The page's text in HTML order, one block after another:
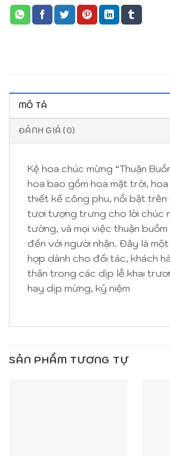
MÔ TẢ
ĐÁNH GIÁ (0)
Kệ hoa chúc mừng “Thuận
hoa bao gồm hoa mặt trời,
thiết kế công phu, nổi bật trên
tươi tượng trưng cho lời chúc
tường, và mọi việc thuận
đến với người nhận. Đây là
hợp dành cho đối tác, khách
thân trong các dịp lễ khai
hay dịp mừng, kỷ niệm
SẢN PHẨM TƯƠNG TỰ